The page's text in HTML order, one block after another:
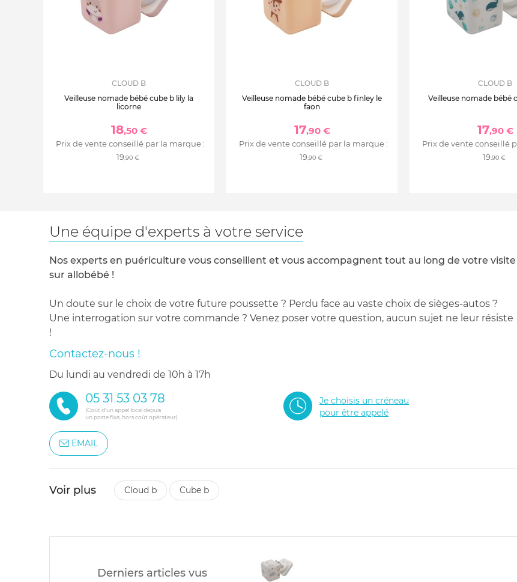
CLOUD B
Veilleuse nomade bébé cube b lily la
licorne
18,50 €
Prix de vente conseillé par la marque :
19,90 €
CLOUD B
Veilleuse nomade bébé cube b finley le
faon
17,90 €
Prix de vente conseillé par la marque :
19,90 €
CLOUD B
Veilleuse nomade bébé
17,90 €
Prix de vente conseillé
19,90 €
Une équipe d'experts à votre service
Nos experts en puériculture vous conseillent et vous accompagnent tout au long de votre visite
sur allobébé !
Un doute sur le choix de votre future poussette ? Perdu face au vaste choix de sièges-autos ?
Une interrogation sur votre commande ? Venez poser votre question, aucun sujet ne leur résiste
!
Contactez-nous !
du lundi au vendredi de 10h à 17h
05 31 53 03 78
(Coût d'un appel local depuis
un poste fixe, hors coût opérateur)
Je choisis un créneau
pour être appelé
EMAIL
Voir plus cloud b cube b
Derniers articles vus